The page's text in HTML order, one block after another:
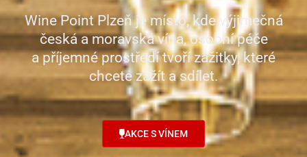
Wine Point Plzeň je místo, kde výjimečná
česká a moravská vína, osobní péče
a příjemné prostředí tvoří zážitky, které
chcete zažít a sdílet.
AKCE S VÍNEM